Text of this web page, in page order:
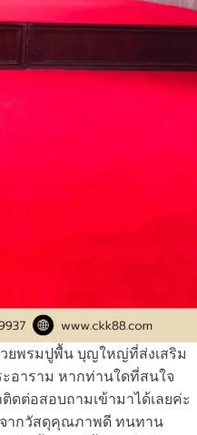
ยพรมปูพื้น บุญใหญ่ที่ส่งเสริม
อาราม หากท่านใดที่สนใจ
ดต่อสอบถามเข้ามาได้เลยค่ะ
จากวัสดุคุณภาพดี ทนทาน